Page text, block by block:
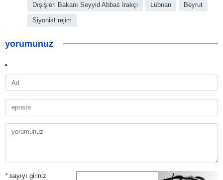
Dışişleri Bakanı Seyyid Abbas Irakçi Lübnan Beyrut
Siyonist rejim
yorumunuz
*sayıyı giriniz